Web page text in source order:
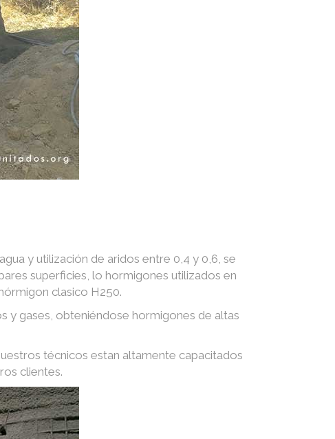
y utilización de aridos entre 0,4 y 0,6, se
superficies, lo hormigones utilizados en
clasico H250.
y gases, obteniéndose hormigones de altas
técnicos estan altamente capacitados
clientes.